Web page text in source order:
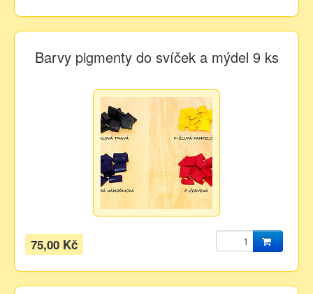
Barvy pigmenty do svíček a mýdel 9 ks
75,00 Kč